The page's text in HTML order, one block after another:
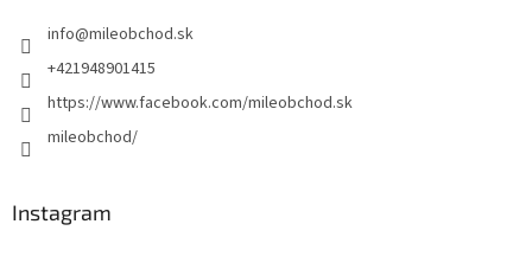
info@mileobchod.sk
+421948901415
https://www.facebook.com/mileobchod.sk
mileobchod/
Instagram